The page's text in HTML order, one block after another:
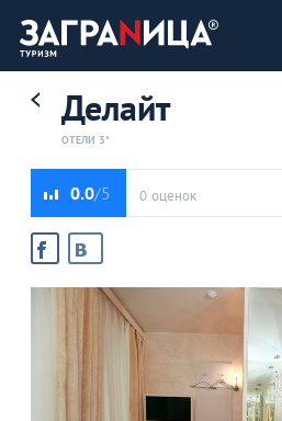
Делайт
ОТЕЛИ 3*
0.0 0 оценок